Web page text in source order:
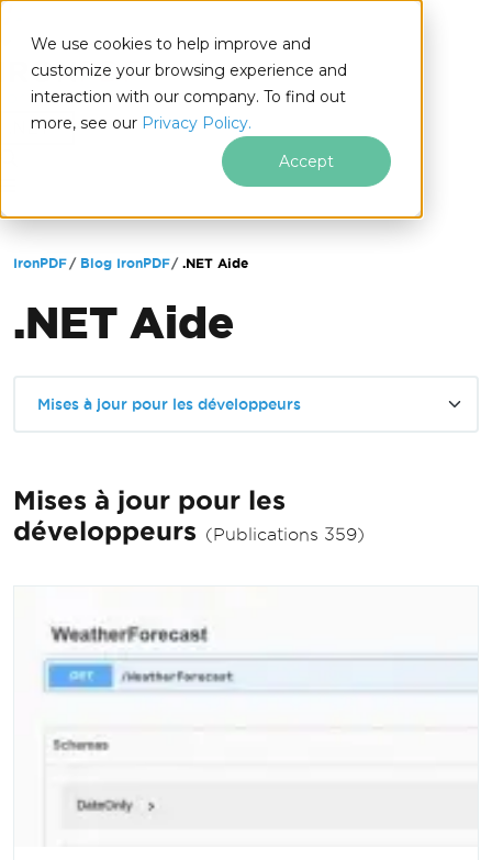
We use cookies to help improve and
customize your browsing experience and
interaction with our company. To find out
more, see our Privacy Policy.
Accept
.NET
Passer au contenu du pied de page
IronPDF Blog IronPDF .NET Aide
.NET Aide
Mises à jour pour les développeurs
Mises à jour pour les
développeurs (Publications 359)